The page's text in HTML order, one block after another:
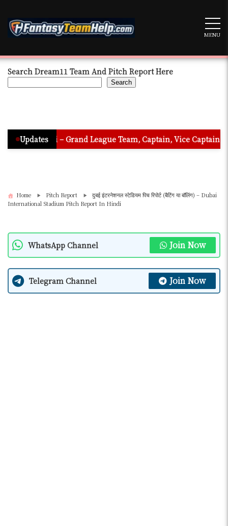
content
MENU
Search Dream11 Team And Pitch Report Here
Search
Updates
– Grand League Team, Captain, Vice Captain & Must
Home Pitch Report
दुबई इंटरनेशनल स्टेडियम पिच रिपोर्ट (बैटिंग या बॉलिंग) – Dubai
International Stadium Pitch Report In Hindi
WhatsApp Channel Join Now
Telegram Channel Join Now